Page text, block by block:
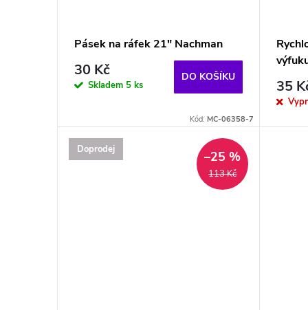
t
ů
d
Pásek na ráfek 21" Nachman
30 Kč
Skladem 5 ks
DO KOŠÍKU
Kód: MC-06358-7
35
Doprodej
113 Kč
–25 %